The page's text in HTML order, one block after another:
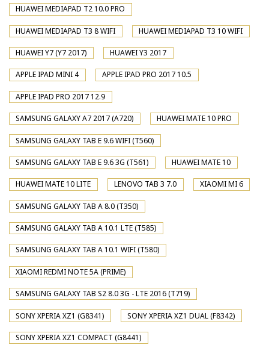
HUAWEI MEDIAPAD T2 10.0 PRO
HUAWEI MEDIAPAD T3 8 WIFI HUAWEI MEDIAPAD T3 10 WIFI
HUAWEI Y7 (Y7 2017) HUAWEI Y3 2017
APPLE IPAD MINI 4 APPLE IPAD PRO 2017 10.5
APPLE IPAD PRO 2017 12.9
SAMSUNG GALAXY A7 2017 (A720) HUAWEI MATE 10 PRO
SAMSUNG GALAXY TAB E 9.6 WIFI (T560)
SAMSUNG GALAXY TAB E 9.6 3G (T561) HUAWEI MATE 10
HUAWEI MATE 10 LITE LENOVO TAB 3 7.0 XIAOMI MI 6
SAMSUNG GALAXY TAB A 8.0 (T350)
SAMSUNG GALAXY TAB A 10.1 LTE (T585)
SAMSUNG GALAXY TAB A 10.1 WIFI (T580)
XIAOMI REDMI NOTE 5A (PRIME)
SAMSUNG GALAXY TAB S2 8.0 3G - LTE 2016 (T719)
SONY XPERIA XZ1 (G8341) SONY XPERIA XZ1 DUAL (F8342)
SONY XPERIA XZ1 COMPACT (G8441)